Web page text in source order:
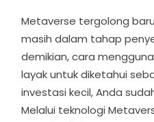
Metaverse tergolong
masih dalam tahap
demikian, cara
layak untuk diketahui
investasi kecil, Anda
Melalui teknologi